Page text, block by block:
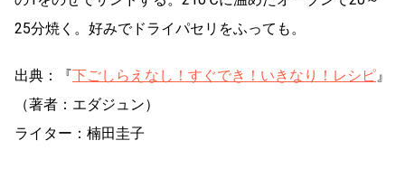
25分焼く。好みでドライパセリをふっても。
出典：『下ごしらえなし！すぐでき！いきなり！レシピ 』
（著者：エダジュン）
ライター：楠田圭子